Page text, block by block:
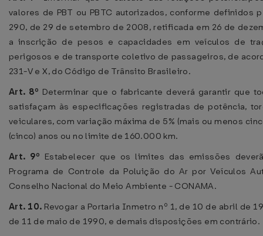
valores de PBT ou PBTC autorizados, conforme definidos
290, de 29 de setembro de 2008, retificada em 26 de
a inscrição de pesos e capacidades em veículos de
perigosos e de transporte coletivo de passageiros, de
231-V e X, do Código de Trânsito Brasileiro.
Art. 8º Determinar que o fabricante deverá garantir que
satisfaçam às especificações registradas de potência,
veiculares, com variação máxima de 5% (mais ou menos
(cinco) anos ou no limite de 160.000 km.
Art. 9º Estabelecer que os limites das emissões
Programa de Controle da Poluição do Ar por Veículos
Conselho Nacional do Meio Ambiente - CONAMA.
Art. 10. Revogar a Portaria Inmetro nº 1, de 10 de abril de
de 11 de maio de 1990, e demais disposições em contrário.